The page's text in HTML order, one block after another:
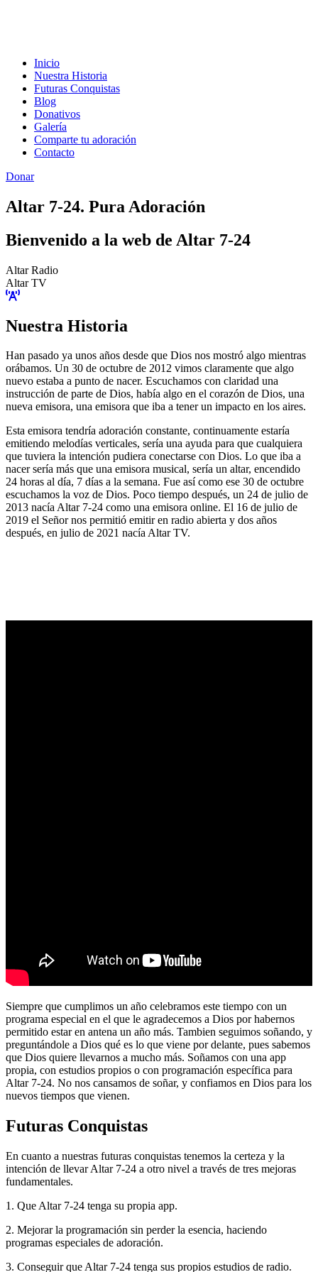
Inicio
Nuestra Historia
Futuras Conquistas
Blog
Donativos
Galería
Comparte tu adoración
Contacto
Donar
Altar 7-24. Pura Adoración
Bienvenido a la web de Altar 7-24
Altar Radio
Altar TV
Nuestra Historia
Han pasado ya unos años desde que Dios nos mostró algo mientras
orábamos. Un 30 de octubre de 2012 vimos claramente que algo
nuevo estaba a punto de nacer. Escuchamos con claridad una
instrucción de parte de Dios, había algo en el corazón de Dios, una
nueva emisora, una emisora que iba a tener un impacto en los aires.
Esta emisora tendría adoración constante, continuamente estaría
emitiendo melodías verticales, sería una ayuda para que cualquiera
que tuviera la intención pudiera conectarse con Dios. Lo que iba a
nacer sería más que una emisora musical, sería un altar, encendido
24 horas al día, 7 días a la semana. Fue así como ese 30 de octubre
escuchamos la voz de Dios. Poco tiempo después, un 24 de julio de
2013 nacía Altar 7-24 como una emisora online. El 16 de julio de
2019 el Señor nos permitió emitir en radio abierta y dos años
después, en julio de 2021 nacía Altar TV.
Siempre que cumplimos un año celebramos este tiempo con un
programa especial en el que le agradecemos a Dios por habernos
permitido estar en antena un año más. Tambien seguimos soñando, y
preguntándole a Dios qué es lo que viene por delante, pues sabemos
que Dios quiere llevarnos a mucho más. Soñamos con una app
propia, con estudios propios o con programación específica para
Altar 7-24. No nos cansamos de soñar, y confiamos en Dios para los
nuevos tiempos que vienen.
Futuras Conquistas
En cuanto a nuestras futuras conquistas tenemos la certeza y la
intención de llevar Altar 7-24 a otro nivel a través de tres mejoras
fundamentales.
1. Que Altar 7-24 tenga su propia app.
2. Mejorar la programación sin perder la esencia, haciendo
programas especiales de adoración.
3. Conseguir que Altar 7-24 tenga sus propios estudios de radio.